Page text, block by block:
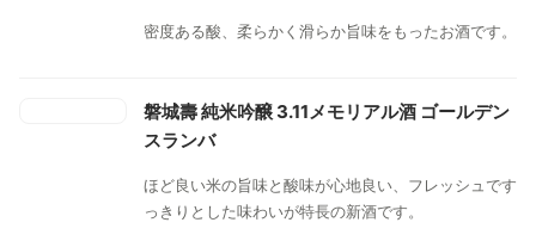
密度ある酸、柔らかく滑らか旨味をもったお酒です。
磐城壽 純米吟醸 3.11メモリアル酒 ゴールデン
スランバ
ほど良い米の旨味と酸味が心地良い、フレッシュです
っきりとした味わいが特長の新酒です。